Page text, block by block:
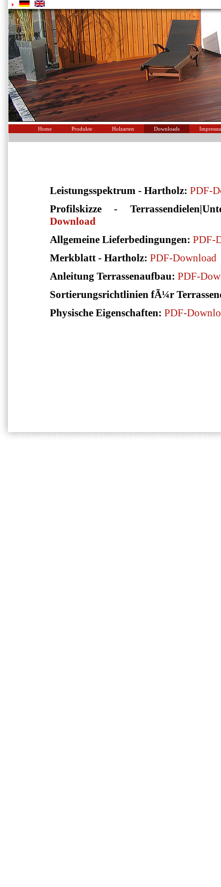
Home Produkte Holzarten Downloads
Leistungsspektrum - Hartholz: PDF-
Profilskizze -
Download
Allgemeine Lieferbedingungen: PDF-
Merkblatt - Hartholz: PDF-Download
Anleitung Terrassenaufbau: PDF-
Sortierungsrichtlinien fÃ¼r
Physische Eigenschaften: PDF-